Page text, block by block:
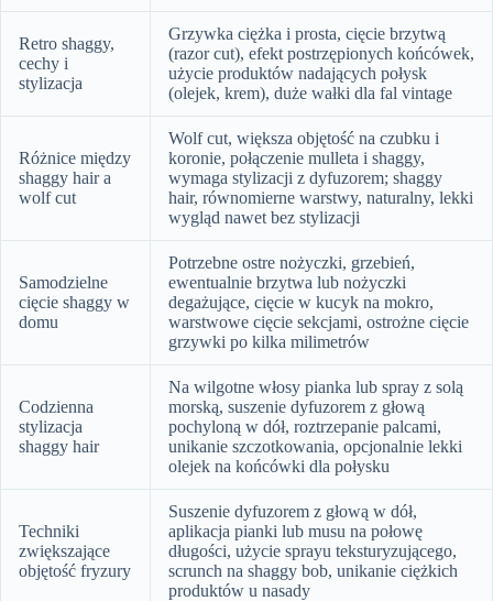
Retro shaggy,
cechy i
stylizacja
Grzywka ciężka i prosta, cięcie brzytwą
(razor cut), efekt postrzępionych końcówek,
użycie produktów nadających połysk
(olejek, krem), duże wałki dla fal vintage
Różnice między
shaggy hair a
wolf cut
Wolf cut, większa objętość na czubku i
koronie, połączenie mulleta i shaggy,
wymaga stylizacji z dyfuzorem; shaggy
hair, równomierne warstwy, naturalny, lekki
wygląd nawet bez stylizacji
Samodzielne
cięcie shaggy w
domu
Potrzebne ostre nożyczki, grzebień,
ewentualnie brzytwa lub nożyczki
degażujące, cięcie w kucyk na mokro,
warstwowe cięcie sekcjami, ostrożne cięcie
grzywki po kilka milimetrów
Codzienna
stylizacja
shaggy hair
Na wilgotne włosy pianka lub spray z solą
morską, suszenie dyfuzorem z głową
pochyloną w dół, roztrzepanie palcami,
unikanie szczotkowania, opcjonalnie lekki
olejek na końcówki dla połysku
Techniki
zwiększające
objętość fryzury
Suszenie dyfuzorem z głową w dół,
aplikacja pianki lub musu na połowę
długości, użycie sprayu teksturyzującego,
scrunch na shaggy bob, unikanie ciężkich
produktów u nasady